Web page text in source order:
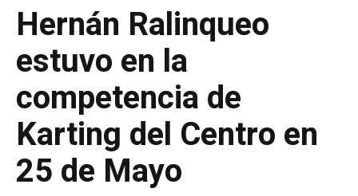
Hernán Ralinqueo
estuvo en la
competencia de
Karting del Centro en
25 de Mayo